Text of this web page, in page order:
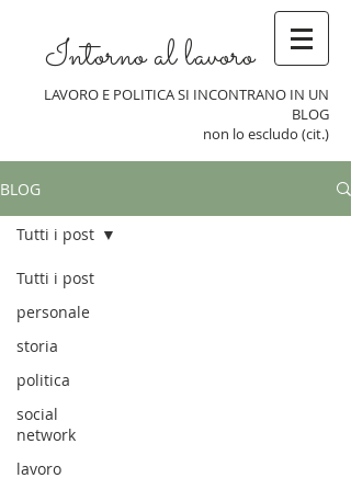
Intorno al lavoro
LAVORO E POLITICA SI INCONTRANO IN UN
BLOG
non lo escludo (cit.)
BLOG
Tutti i post
personale
storia
politica
social
network
lavoro
Tutti i post